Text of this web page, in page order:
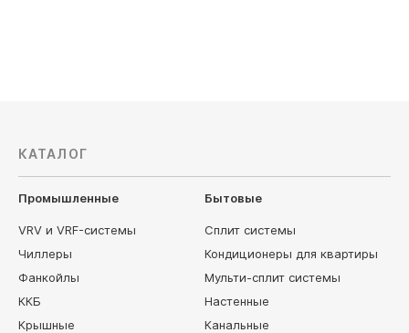
КАТАЛОГ
Промышленные
VRV и VRF-системы
Чиллеры
Фанкойлы
ККБ
Крышные
Бытовые
Сплит системы
Кондиционеры для квартиры
Мульти-сплит системы
Настенные
Канальные